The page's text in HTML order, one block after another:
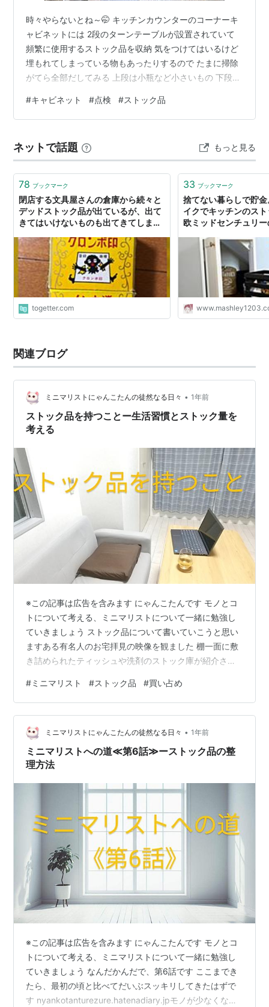
時々やらないとね～🤭 キッチンカウンターのコーナーキ
ャビネットには 2段のターンテーブルが設置されていて
頻繁に使用するストック品を収納 気をつけてはいるけど
埋もれてしまっている物もあったりするので たまに掃除
がてら全部だしてみる 上段は小瓶など小さいもの 下段に
袋が破れたマヨネーズが2本出てきてびっくり たまに夢
子が扉を開けて中に入り （器用なんだな😶） その辺のも
からず 賞味期限切れもなく 全ての物を元に戻す ただ、
ストック品は1つと決めているのに 2つずつの物がこんな
にあった 日…
#キャビネット #点検 #ストック品
ネットで話題 もっと見る
78 ブックマーク
閉店する文具屋さんの倉庫から続々と
デッドストック品が出ているが、出て
きてはいけないものも出てきてしまっ
togetter.com
33 ブックマーク
捨てない暮らしで貯
イクでキッチンのス
欧ミッドセンチュリ
関連ブログ
ミニマリストにゃんこたんの徒然なる日々 • 1年前
ストック品を持つことー生活習慣とストック量を
考える
※この記事は広告を含みます にゃんこたんです モノとコ
トについて考える、ミニマリストについて一緒に勉強し
ていきましょう ストック品について書いていこうと思い
ますある有名人のお宅拝見の映像を観ました 棚一面に敷
き詰められたティッシュや洗剤のストック庫が紹介され
しゃっていました 豪邸住まいで収納も大きく、きれいに
陳列されているのでお店と見間違うほどでした では、一
般家庭ではどうでしょうか？いくつのストック品があり
ますか？ どこにありますか？ 使用期限は切れていません
か？ これら質問に答えられますか？ ちなみに紹介されて
いた有名人の方は、事細かに説明…
#ミニマリスト #ストック品 #買い占め
ミニマリストにゃんこたんの徒然なる日々 • 1年前
ミニマリストへの道≪第6話≫ーストック品の整
理方法
※この記事は広告を含みます にゃんこたんです モノとコ
トについて考える、ミニマリストについて一緒に勉強し
ていきましょう なんだかんだで、第6話です ここまでき
たら、最初の頃と比べてだいぶスッキリしてきたはずで
す nyankotanturezure.hatenadiary.jpモノが少なくなっ